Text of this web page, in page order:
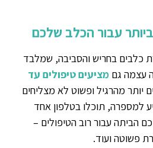
עבור הכלב שלכם
כלבים בחריש והסביבה, שמלבד
עצמה גם מציעים טיפולים עד
מהרגיל ופשוט לא מצליחים
למספרה, תוכלו בטלפון אחד
הביתה עבור רוב הטיפולים –
פשוטה ועוד.